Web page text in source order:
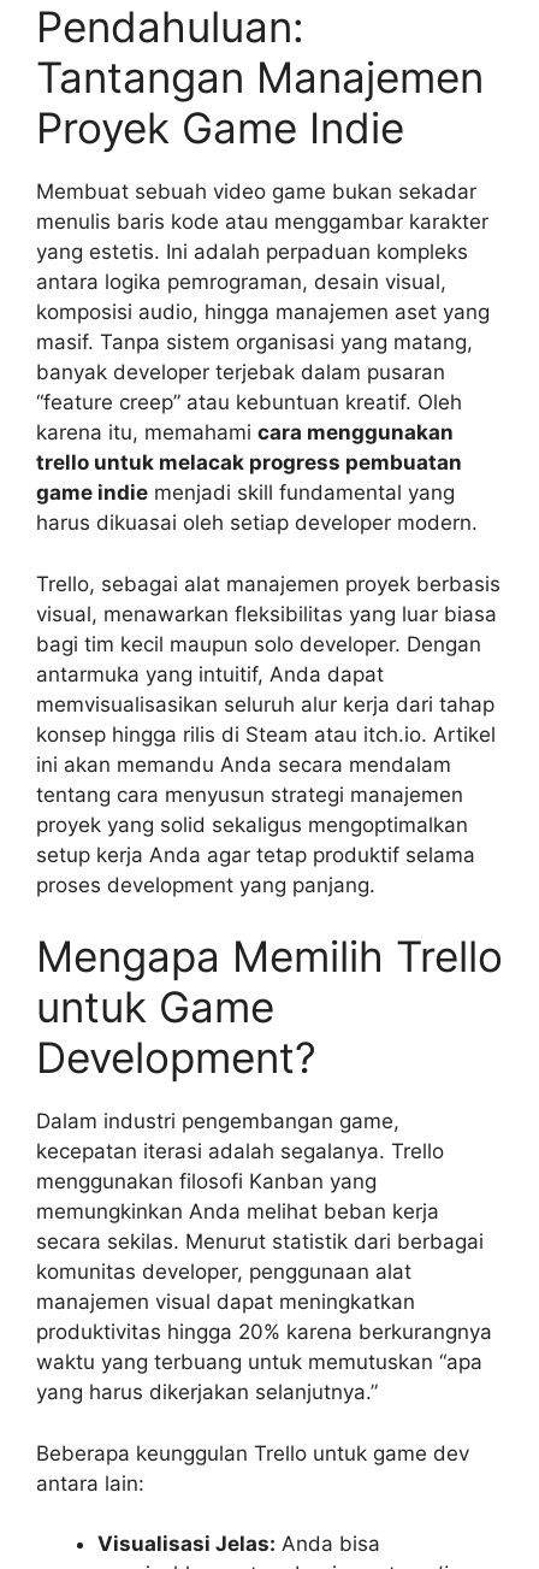
Pendahuluan:
Tantangan Manajemen
Proyek Game Indie
Membuat sebuah video game bukan sekadar
menulis baris kode atau menggambar karakter
yang estetis. Ini adalah perpaduan kompleks
antara logika pemrograman, desain visual,
komposisi audio, hingga manajemen aset yang
masif. Tanpa sistem organisasi yang matang,
banyak developer terjebak dalam pusaran
“feature creep” atau kebuntuan kreatif. Oleh
karena itu, memahami cara menggunakan
trello untuk melacak progress pembuatan
game indie menjadi skill fundamental yang
harus dikuasai oleh setiap developer modern.
Trello, sebagai alat manajemen proyek berbasis
visual, menawarkan fleksibilitas yang luar biasa
bagi tim kecil maupun solo developer. Dengan
antarmuka yang intuitif, Anda dapat
memvisualisasikan seluruh alur kerja dari tahap
konsep hingga rilis di Steam atau itch.io. Artikel
ini akan memandu Anda secara mendalam
tentang cara menyusun strategi manajemen
proyek yang solid sekaligus mengoptimalkan
setup kerja Anda agar tetap produktif selama
proses development yang panjang.
Mengapa Memilih Trello
untuk Game
Development?
Dalam industri pengembangan game,
kecepatan iterasi adalah segalanya. Trello
menggunakan filosofi Kanban yang
memungkinkan Anda melihat beban kerja
secara sekilas. Menurut statistik dari berbagai
komunitas developer, penggunaan alat
manajemen visual dapat meningkatkan
produktivitas hingga 20% karena berkurangnya
waktu yang terbuang untuk memutuskan “apa
yang harus dikerjakan selanjutnya.”
Beberapa keunggulan Trello untuk game dev
antara lain:
Visualisasi Jelas: Anda bisa